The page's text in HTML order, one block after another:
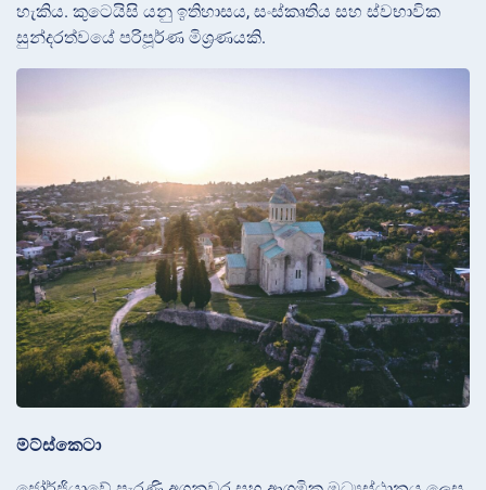
හැකිය. කුටෙයිසි යනු ඉතිහාසය, සංස්කෘතිය සහ ස්වභාවික
සුන්දරත්වයේ පරිපූර්ණ මිශ්‍රණයකි.
ම්ට්ස්කෙටා